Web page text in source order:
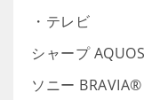
・テレビ
シャープ AQUOS
ソニー BRAVIA®